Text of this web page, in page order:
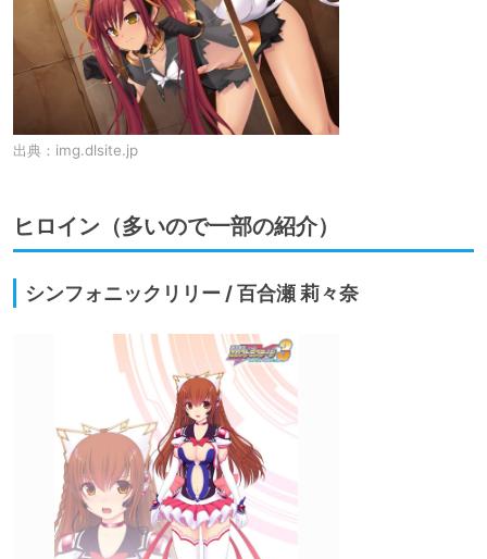
出典： img.dlsite.jp
ヒロイン（多いので一部の紹介）
シンフォニックリリー / 百合瀬 莉々奈